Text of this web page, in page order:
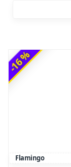
-16 %
Flamingo